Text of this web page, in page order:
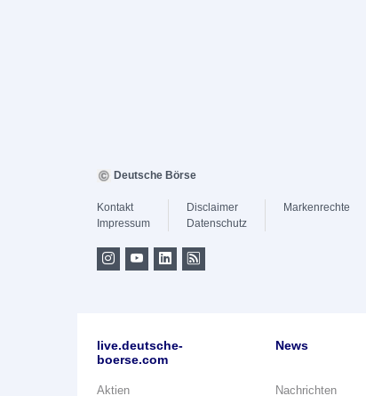
Deutsche Börse
Kontakt
Impressum
Disclaimer
Datenschutz
Markenrechte
live.deutsche-
boerse.com
Aktien
News
Nachrichten